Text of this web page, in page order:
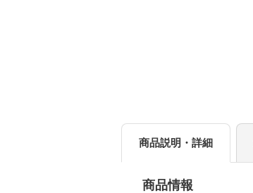
商品説明・詳細
商品情報